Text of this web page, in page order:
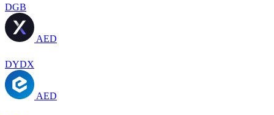
DGB
AED
DYDX
AED